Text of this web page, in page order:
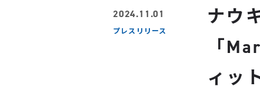
2024.11.01
プレスリリース
ナウ
「
ィッ